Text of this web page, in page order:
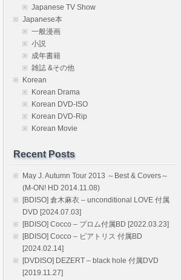
Japanese TV Show
Japanese本
一般漫画
小説
成年書籍
雑誌 &その他
Korean
Korean Drama
Korean DVD-ISO
Korean DVD-Rip
Korean Movie
Recent Posts
May J. Autumn Tour 2013 ～Best & Covers～
(M-ON! HD 2014.11.08)
[BDISO] 倉木麻衣 – unconditional LOVE 付属
DVD [2024.07.03]
[BDISO] Cocco – プロム付属BD [2022.03.23]
[BDISO] Cocco – ビアトリス 付属BD
[2024.02.14]
[DVDISO] DEZERT – black hole 付属DVD
[2019.11.27]